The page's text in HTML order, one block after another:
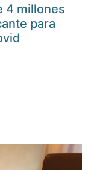
4 millones
para